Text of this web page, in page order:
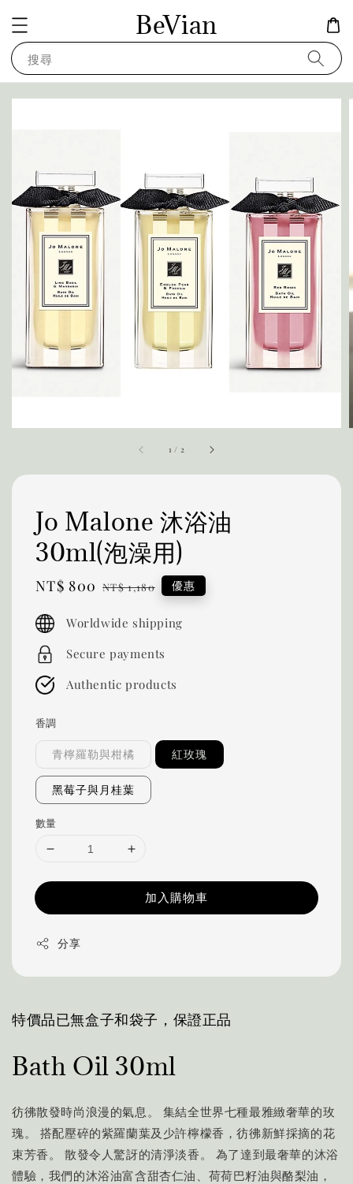
BeVian
搜尋
1 / 2
Jo Malone 沐浴油
30ml(泡澡用)
Sale
NT$ 800 Regular
NT$ 1,180 優惠
Worldwide shipping
Secure payments
Authentic products
香調
青檸羅勒與柑橘 紅玫瑰
黑莓子與月桂葉
數量
加入購物車
分享
特價品已無盒子和袋子，保證正品
Bath Oil 30ml
彷彿散發時尚浪漫的氣息。 集結全世界七種最雅緻奢華的玫
瑰。 搭配壓碎的紫羅蘭葉及少許檸檬香，彷彿新鮮採摘的花
束芳香。 散發令人驚訝的清淨淡香。 為了達到最奢華的沐浴
體驗，我們的沐浴油富含甜杏仁油、荷荷巴籽油與酪梨油，